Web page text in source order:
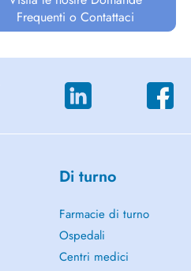
Frequenti o Contattaci
Di turno
Farmacie di turno
Ospedali
Centri medici